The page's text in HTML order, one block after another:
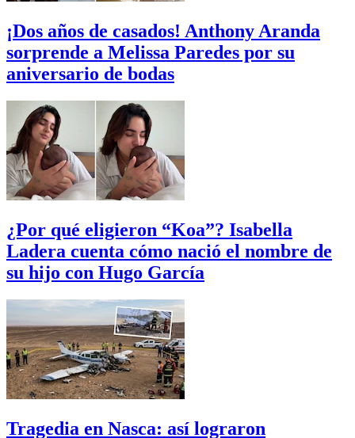
¡Dos años de casados! Anthony Aranda
sorprende a Melissa Paredes por su
aniversario de bodas
¿Por qué eligieron “Koa”? Isabella
Ladera cuenta cómo nació el nombre de
su hijo con Hugo García
Tragedia en Nasca: así lograron